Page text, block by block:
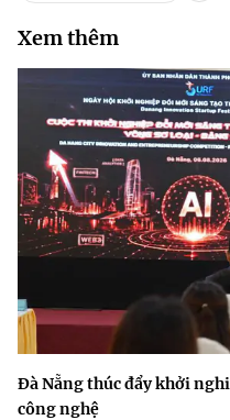
Xem thêm
Đà Nẵng thúc đẩy khởi
công nghệ